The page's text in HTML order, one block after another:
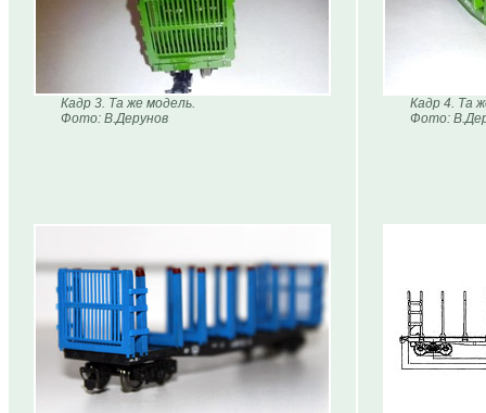
Кадр 3. Та же модель.
Фото: В.Дерунов
Кадр 4. Та
Фото: